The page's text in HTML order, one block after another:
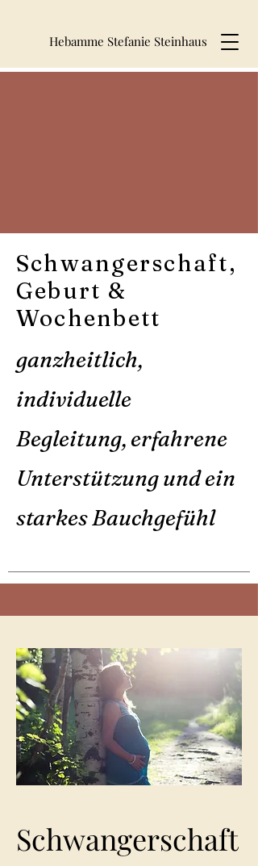
Hebamme Stefanie Steinhaus
Schwangerschaft,
Geburt &
Wochenbett
ganzheitlich,
individuelle
Begleitung, erfahrene
Unterstützung und ein
starkes Bauchgefühl
Schwangerschaft